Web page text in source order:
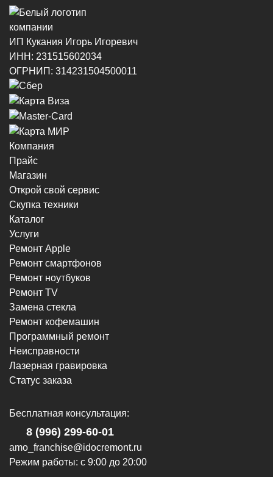
ИП Кукания Игорь Игоревич
ИНН: 231515602034
ОГРНИП: 314231504500011
Компания
Прайс
Магазин
Открой свой сервис
Скупка техники
Каталог
Услуги
Ремонт Apple
Ремонт смартфонов
Ремонт ноутбуков
Ремонт TV
Замена стекла
Ремонт кофемашин
Программный ремонт
Неисправности
Лазерная гравировка
Статус заказа
Бесплатная консультация:
8 (996) 299-60-01
amo_franchise@idocremont.ru
Режим работы: с 9:00 до 20:00